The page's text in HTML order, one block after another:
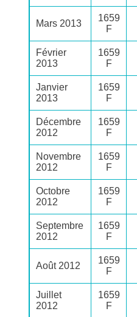
Mars 2013
1659
F
Février
2013
1659
F
Janvier
2013
1659
F
Décembre
2012
1659
F
Novembre
2012
1659
F
Octobre
2012
1659
F
Septembre
2012
1659
F
Août 2012
1659
F
Juillet
2012
1659
F